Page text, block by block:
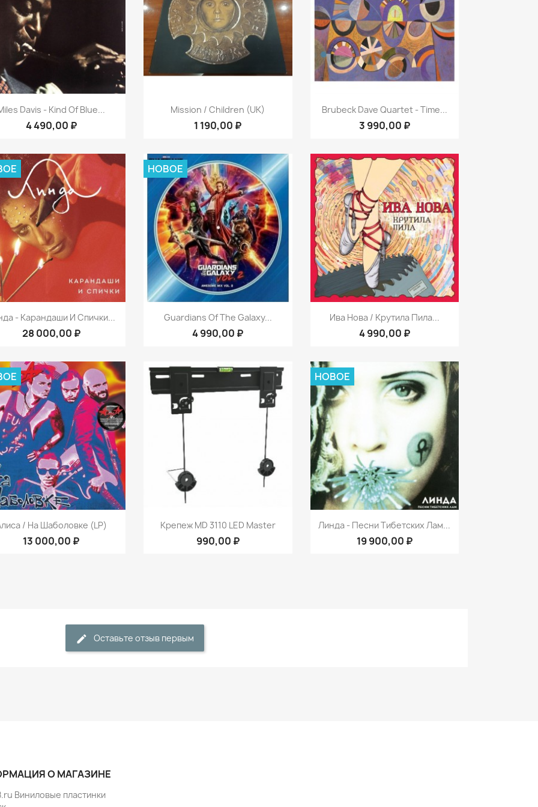
Быстрый просмотр
Davis - Kind Of Blue...
4 490,00 ₽
Быстрый просмотр
Mission / Children (UK)
1 190,00 ₽
Быстрый просмотр
Brubeck Dave Quartet - Time...
3 990,00 ₽
Быстрый просмотр
- Карандаши И Спички...
28 000,00 ₽
Быстрый просмотр
Guardians Of The Galaxy...
4 990,00 ₽
НОВОЕ
Быстрый просмотр
Ива Нова / Крутила Пила...
4 990,00 ₽
Быстрый просмотр
/ На Шаболовке (LP)
13 000,00 ₽
Быстрый просмотр
Крепеж MD 3110 LED Master
990,00 ₽
Быстрый просмотр
Линда - Песни Тибетских Лам...
19 900,00 ₽
НОВОЕ
Оставьте отзыв первым
О МАГАЗИНЕ
Виниловые пластинки